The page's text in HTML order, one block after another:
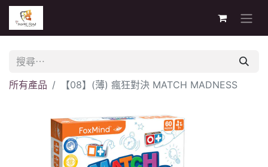
所有產品 【08】(薄) 瘋狂對決 MATCH MADNESS